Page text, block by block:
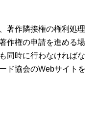
著作隣接権の権利処理
作権の申請を進める場
同時に行わなければな
ド協会のWebサイトを